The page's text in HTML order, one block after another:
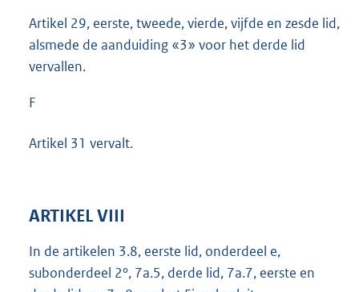
Artikel 29, eerste, tweede, vierde, vijfde en zesde lid,
alsmede de aanduiding «3» voor het derde lid
vervallen.
F
Artikel 31 vervalt.
ARTIKEL VIII
In de artikelen 3.8, eerste lid, onderdeel e,
subonderdeel 2°, 7a.5, derde lid, 7a.7, eerste en